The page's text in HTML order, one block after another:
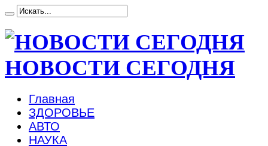
НОВОСТИ СЕГОДНЯ
Главная
ЗДОРОВЬЕ
АВТО
НАУКА